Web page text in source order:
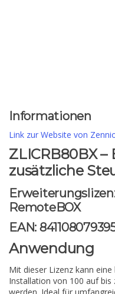
Informationen
Link zur Website von
ZLICRB80BX –
zusätzliche
RemoteBOX
EAN:
Anwendung
Mit dieser Lizenz kann
Installation von 100 auf